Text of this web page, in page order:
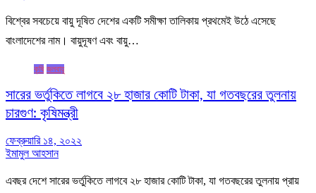
বিশ্বের সবচেয়ে বায়ু দূষিত দেশের একটি সমীক্ষা তালিকায় প্রথমেই উঠে এসেছে
বাংলাদেশের নাম। বায়ুদূষণ এবং বায়ু…
কৃষি জলবায়ু
সারের ভর্তুকিতে লাগবে ২৮ হাজার কোটি টাকা, যা গতবছরের তুলনায়
চারগুণ: কৃষিমন্ত্রী
ফেব্রুয়ারি ১৪, ২০২২
ইমামুল আহসান
এবছর দেশে সারের ভর্তুকিতে লাগবে ২৮ হাজার কোটি টাকা, যা গতবছরের তুলনায় প্রায়